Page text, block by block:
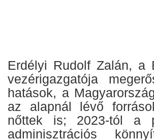
Erdélyi Rudolf Zalán, a
vezérigazgatója
hatások, a
az alapnál lévő
nőttek is; 2023-tól a
adminisztrációs